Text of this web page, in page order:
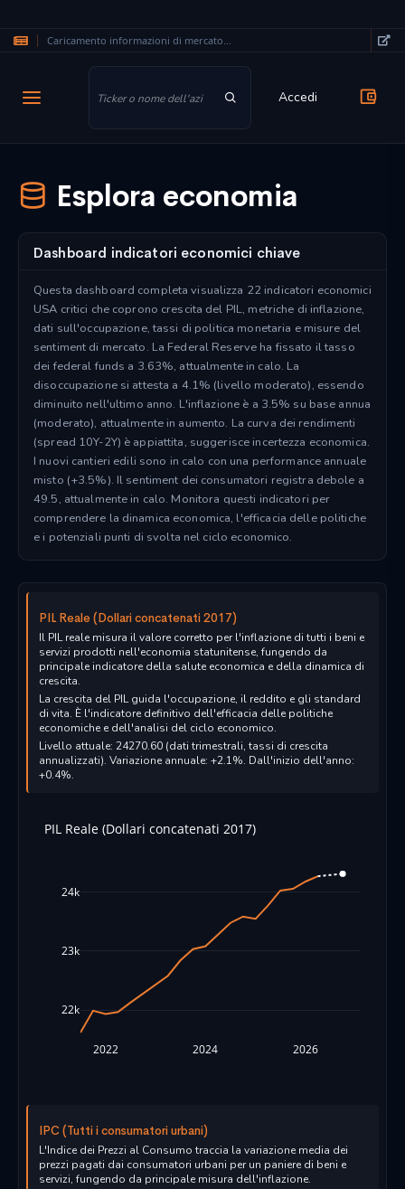
Caricamento informazioni di mercato...
Accedi
Esplora economia
Dashboard indicatori economici chiave
Questa dashboard completa visualizza 22 indicatori economici
USA critici che coprono crescita del PIL, metriche di inflazione,
dati sull'occupazione, tassi di politica monetaria e misure del
sentiment di mercato. La Federal Reserve ha fissato il tasso
dei federal funds a 3.63%, attualmente in calo. La
disoccupazione si attesta a 4.1% (livello moderato), essendo
diminuito nell'ultimo anno. L'inflazione è a 3.5% su base annua
(moderato), attualmente in aumento. La curva dei rendimenti
(spread 10Y-2Y) è appiattita, suggerisce incertezza economica.
I nuovi cantieri edili sono in calo con una performance annuale
misto (+3.5%). Il sentiment dei consumatori registra debole a
49.5, attualmente in calo. Monitora questi indicatori per
comprendere la dinamica economica, l'efficacia delle politiche
e i potenziali punti di svolta nel ciclo economico.
PIL Reale (Dollari concatenati 2017)
Il PIL reale misura il valore corretto per l'inflazione di tutti i beni e
servizi prodotti nell'economia statunitense, fungendo da
principale indicatore della salute economica e della dinamica di
crescita.
La crescita del PIL guida l'occupazione, il reddito e gli standard
di vita. È l'indicatore definitivo dell'efficacia delle politiche
economiche e dell'analisi del ciclo economico.
Livello attuale: 24270.60 (dati trimestrali, tassi di crescita
annualizzati). Variazione annuale: +2.1%. Dall'inizio dell'anno:
+0.4%.
2022 2024 2026
22k
23k
24k
PIL Reale (Dollari concatenati 2017)
IPC (Tutti i consumatori urbani)
L'Indice dei Prezzi al Consumo traccia la variazione media dei
prezzi pagati dai consumatori urbani per un paniere di beni e
servizi, fungendo da principale misura dell'inflazione.